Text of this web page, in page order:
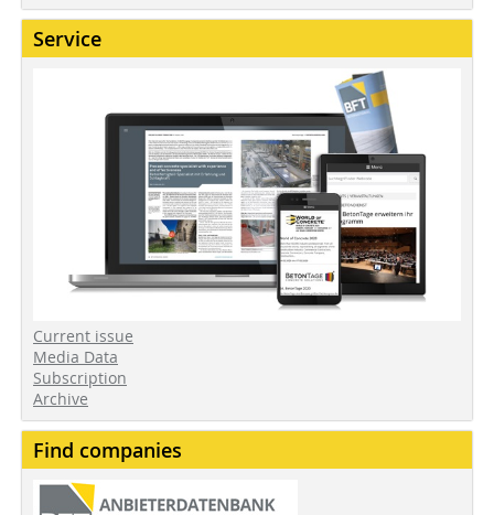
Service
Current issue
Media Data
Subscription
Archive
Find companies